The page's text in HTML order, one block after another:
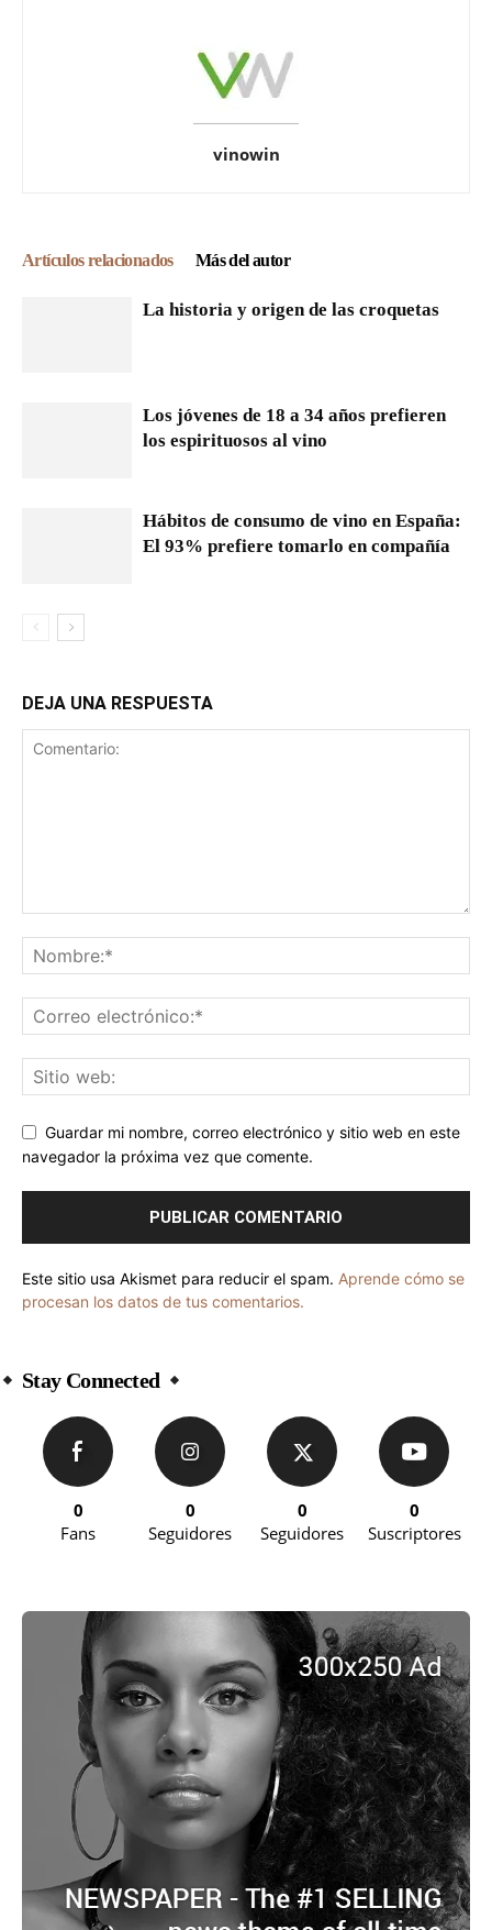
vinowin
Artículos relacionados Más del autor
La historia y origen de las croquetas
Los jóvenes de 18 a 34 años prefieren
los espirituosos al vino
Hábitos de consumo de vino en España:
El 93% prefiere tomarlo en compañía
DEJA UNA RESPUESTA
Guardar mi nombre, correo electrónico y sitio web en este
navegador la próxima vez que comente.
Este sitio usa Akismet para reducir el spam. Aprende cómo se
procesan los datos de tus comentarios.
Stay Connected
0
Fans
0
Seguidores
0
Seguidores
0
Suscriptores